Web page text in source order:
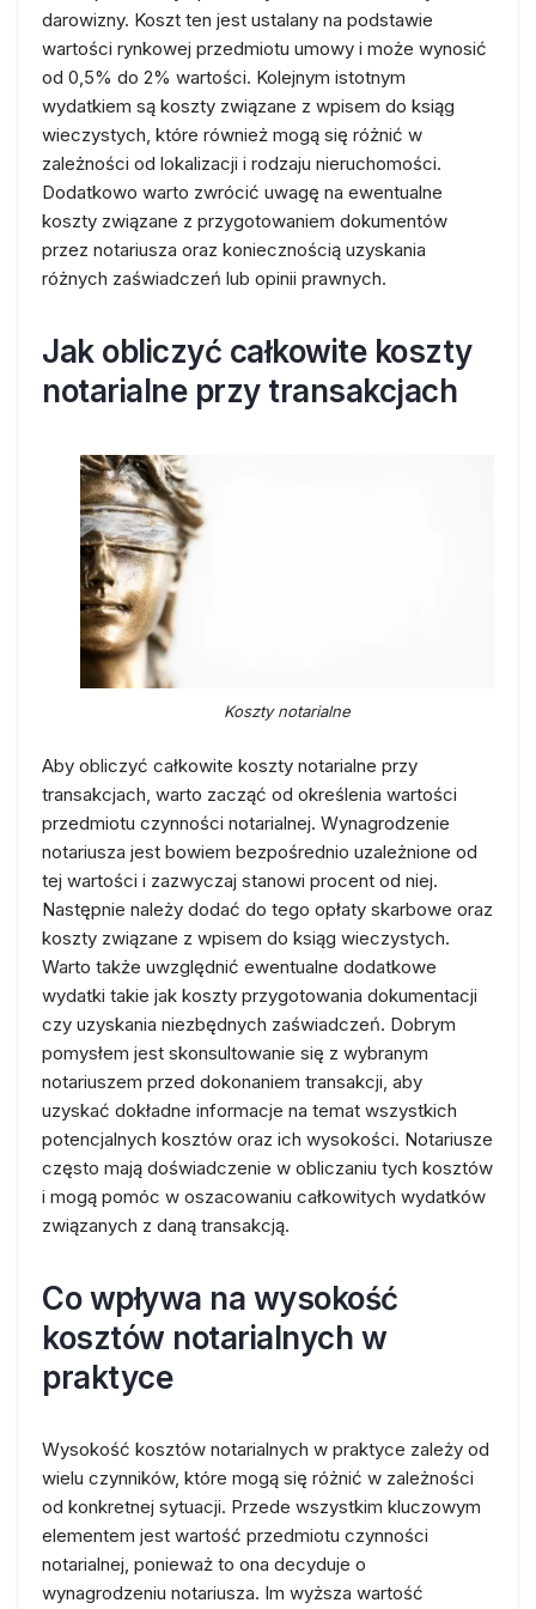
darowizny. Koszt ten jest ustalany na podstawie
wartości rynkowej przedmiotu umowy i może wynosić
od 0,5% do 2% wartości. Kolejnym istotnym
wydatkiem są koszty związane z wpisem do ksiąg
wieczystych, które również mogą się różnić w
zależności od lokalizacji i rodzaju nieruchomości.
Dodatkowo warto zwrócić uwagę na ewentualne
koszty związane z przygotowaniem dokumentów
przez notariusza oraz koniecznością uzyskania
różnych zaświadczeń lub opinii prawnych.
Jak obliczyć całkowite koszty
notarialne przy transakcjach
Koszty notarialne
Aby obliczyć całkowite koszty notarialne przy
transakcjach, warto zacząć od określenia wartości
przedmiotu czynności notarialnej. Wynagrodzenie
notariusza jest bowiem bezpośrednio uzależnione od
tej wartości i zazwyczaj stanowi procent od niej.
Następnie należy dodać do tego opłaty skarbowe oraz
koszty związane z wpisem do ksiąg wieczystych.
Warto także uwzględnić ewentualne dodatkowe
wydatki takie jak koszty przygotowania dokumentacji
czy uzyskania niezbędnych zaświadczeń. Dobrym
pomysłem jest skonsultowanie się z wybranym
notariuszem przed dokonaniem transakcji, aby
uzyskać dokładne informacje na temat wszystkich
potencjalnych kosztów oraz ich wysokości. Notariusze
często mają doświadczenie w obliczaniu tych kosztów
i mogą pomóc w oszacowaniu całkowitych wydatków
związanych z daną transakcją.
Co wpływa na wysokość
kosztów notarialnych w
praktyce
Wysokość kosztów notarialnych w praktyce zależy od
wielu czynników, które mogą się różnić w zależności
od konkretnej sytuacji. Przede wszystkim kluczowym
elementem jest wartość przedmiotu czynności
notarialnej, ponieważ to ona decyduje o
wynagrodzeniu notariusza. Im wyższa wartość